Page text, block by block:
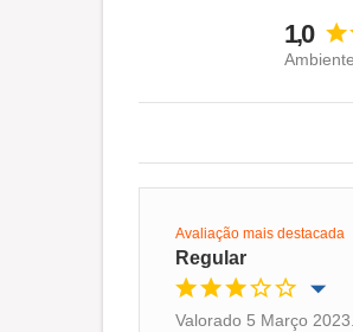
1,0
Avaliação mais destacada
Regular
Valorado 5 Março